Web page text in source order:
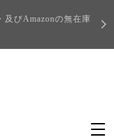
及びAmazonの無在庫